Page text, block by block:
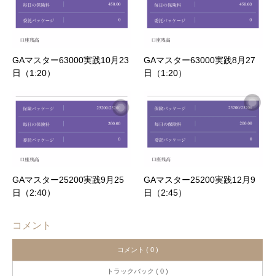
GAマスター63000実践10月23
日（1:20）
GAマスター63000実践8月27
日（1:20）
GAマスター25200実践9月25
日（2:40）
GAマスター25200実践12月9
日（2:45）
コメント
コメント ( 0 )
トラックバック ( 0 )